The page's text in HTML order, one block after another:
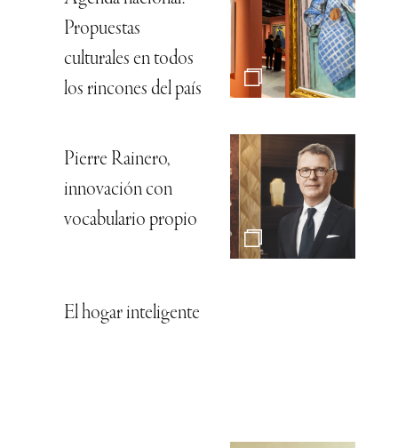
Propuestas
culturales en todos
los rincones del país
Pierre Rainero,
innovación con
vocabulario propio
El hogar inteligente